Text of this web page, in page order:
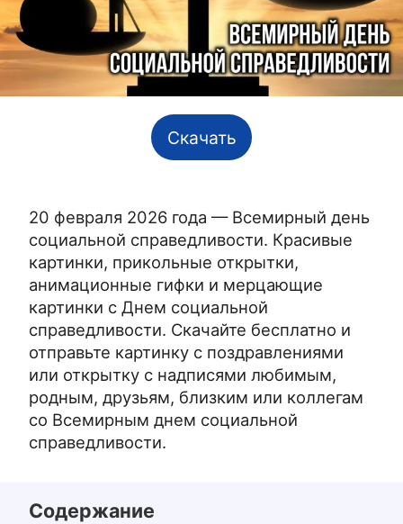
Скачать
20 февраля 2026 года — Всемирный день
социальной справедливости. Красивые
картинки, прикольные открытки,
анимационные гифки и мерцающие
картинки с Днем социальной
справедливости. Скачайте бесплатно и
отправьте картинку с поздравлениями
или открытку с надписями любимым,
родным, друзьям, близким или коллегам
со Всемирным днем социальной
справедливости.
Содержание